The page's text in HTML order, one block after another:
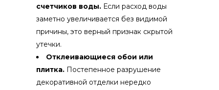
счетчиков воды. Если расход воды
заметно увеличивается без видимой
причины, это верный признак скрытой
утечки.
Отклеивающиеся обои или
плитка. Постепенное разрушение
декоративной отделки нередко